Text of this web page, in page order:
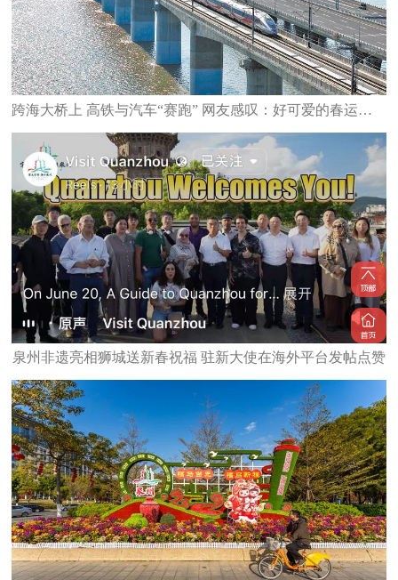
跨海大桥上 高铁与汽车“赛跑” 网友感叹：好可爱的春运图景
泉州非遗亮相狮城送新春祝福 驻新大使在海外平台发帖点赞